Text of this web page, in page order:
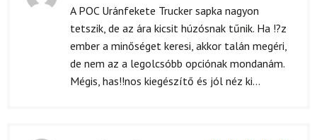
Értékelés:
/ 5
A POC Uránfekete Trucker sapka nagyon
tetszik, de az ára kicsit húzósnak tűnik. Ha !?z
ember a minőséget keresi, akkor talán megéri,
de nem az a legolcsóbb opciónak mondanám.
Mégis, has!!nos kiegészítő és jól néz ki...